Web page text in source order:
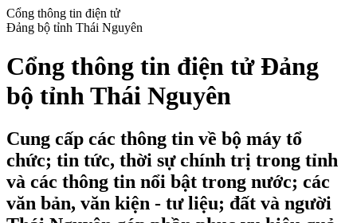
Cổng thông tin điện tử
Đảng bộ tỉnh Thái Nguyên
Cổng thông tin điện tử Đảng
bộ tỉnh Thái Nguyên
Cung cấp các thông tin về bộ máy tổ
chức; tin tức, thời sự chính trị trong tỉnh
và các thông tin nổi bật trong nước; các
văn bản, văn kiện - tư liệu; đất và người